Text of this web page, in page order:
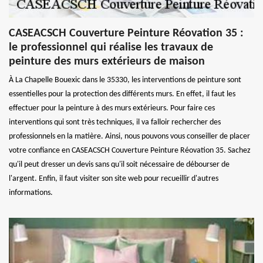
CASEACSCH Couverture Peinture Réovation 35 :
le professionnel qui réalise les travaux de
peinture des murs extérieurs de maison
À La Chapelle Bouexic dans le 35330, les interventions de peinture sont
essentielles pour la protection des différents murs. En effet, il faut les
effectuer pour la peinture à des murs extérieurs. Pour faire ces
interventions qui sont très techniques, il va falloir rechercher des
professionnels en la matière. Ainsi, nous pouvons vous conseiller de placer
votre confiance en CASEACSCH Couverture Peinture Réovation 35. Sachez
qu'il peut dresser un devis sans qu'il soit nécessaire de débourser de
l'argent. Enfin, il faut visiter son site web pour recueillir d'autres
informations.